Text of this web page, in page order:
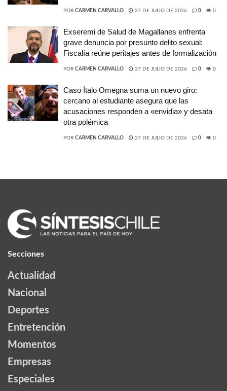
POR CARMEN CARVALLO 27 DE JULIO DE 2026 0 0
Exseremi de Salud de Magallanes enfrenta
grave denuncia por presunto delito sexual:
Fiscalía reúne peritajes antes de formalización
POR CARMEN CARVALLO 27 DE JULIO DE 2026 0 0
Caso Ítalo Omegna suma un nuevo giro:
cercano al estudiante asegura que las
acusaciones responden a «envidia» y desata
otra polémica
POR CARMEN CARVALLO 27 DE JULIO DE 2026 0 0
Secciones
Actualidad
Nacional
Deportes
Entretención
Momentos
Empresas
Especiales